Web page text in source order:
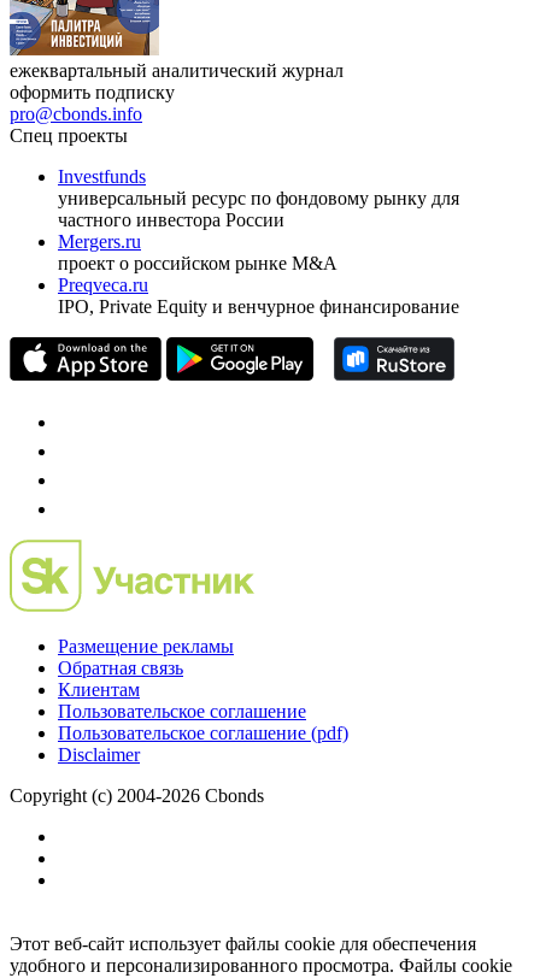
оформить подписку
pro@cbonds.info
Спец проекты
Investfunds
универсальный ресурс по фондовому рынку для
частного инвестора России
проект о российском рынке M&A
Preqveca.ru
Размещение рекламы
Обратная связь
Пользовательское соглашение
Copyright (c) 2004-2026 Cbonds